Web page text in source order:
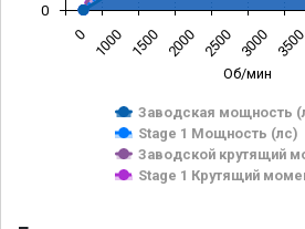
Об/мин
Заводская мощность
Stage 1 Мощность (лс)
Заводской крутящий
Stage 1 Крутящий
0 1000 1500 2000 2500 3000 3500
0